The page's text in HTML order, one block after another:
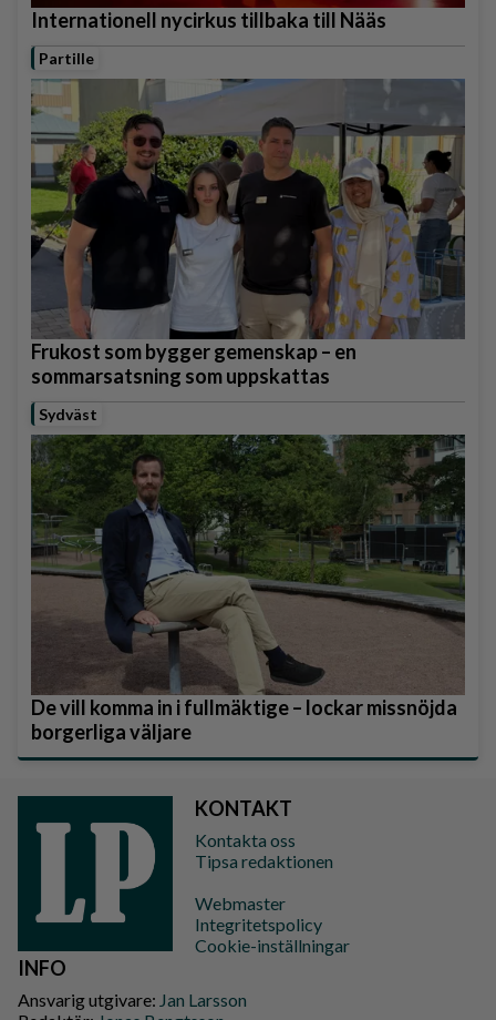
Internationell nycirkus tillbaka till Nääs
Partille
Frukost som bygger gemenskap – en
sommarsatsning som uppskattas
Sydväst
De vill komma in i fullmäktige – lockar missnöjda
borgerliga väljare
KONTAKT
Kontakta oss
Tipsa redaktionen
Webmaster
Integritetspolicy
Cookie-inställningar
INFO
Ansvarig utgivare: Jan Larsson